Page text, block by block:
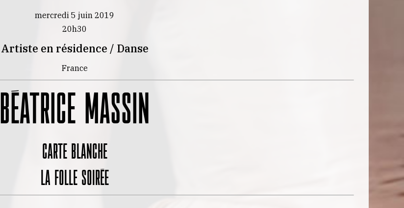
mercredi 5 juin 2019
20h30
Artiste en résidence / Danse
France
BÉATRICE MASSIN
Carte blanche
LA FOLLE SOIRÉE